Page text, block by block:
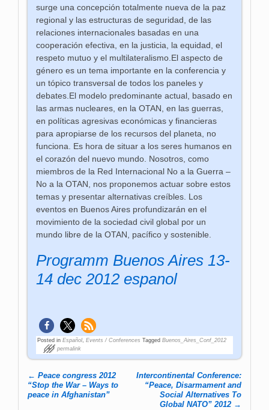
surge una concepción totalmente nueva de la paz
regional y las estructuras de seguridad, de las
relaciones internacionales basadas en una
cooperación efectiva, en la justicia, la equidad, el
respeto mutuo y el multilateralismo.El aspecto de
género es un tema importante en la conferencia y
un tópico transversal de todos los paneles y
debates.El modelo predominante actual, basado en
las armas nucleares, en la OTAN, en las guerras,
en políticas agresivas económicas y financieras
para apropiarse de los recursos del planeta, no
funciona. Es hora de situar a los seres humanos en
el corazón del nuevo mundo. Nosotros, como
miembros de la Red Internacional No a la Guerra –
No a la OTAN, nos proponemos actuar sobre estos
temas y presentar alternativas creíbles. Los
eventos en Buenos Aires profundizarán en el
movimiento de la sociedad civil global por un
mundo libre de la OTAN, pacífico y sostenible.
Programm Buenos Aires 13-
14 dec 2012 espanol
Posted in Español ,Events / Conferences Tagged Buenos_Aires_Conf_2012
permalink
Post navigation
← Peace congress 2012
“Stop the War – Ways to
peace in Afghanistan”
Intercontinental Conference:
“Peace, Disarmament and
Social Alternatives To
Global NATO” 2012 →